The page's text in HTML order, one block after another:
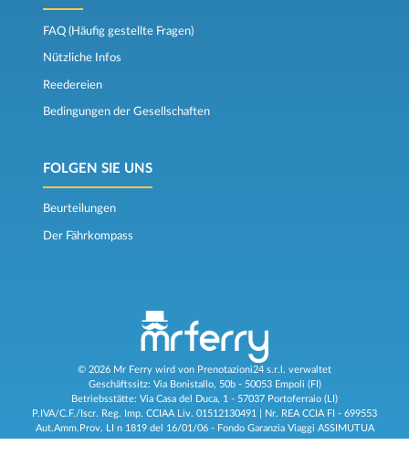
FAQ (Häufig gestellte Fragen)
Nützliche Infos
Reedereien
Bedingungen der Gesellschaften
FOLGEN SIE UNS
Beurteilungen
Der Fährkompass
© 2026 Mr Ferry wird von Prenotazioni24 s.r.l. verwaltet
Geschäftssitz: Via Bonistallo, 50b - 50053 Empoli (FI)
Betriebsstätte: Via Casa del Duca, 1 - 57037 Portoferraio (LI)
P.IVA/C.F./Iscr. Reg. Imp. CCIAA Liv. 01512130491 | Nr. REA CCIA FI - 699553
Aut.Amm.Prov. LI n 1819 del 16/01/06 - Fondo Garanzia Viaggi ASSIMUTUA